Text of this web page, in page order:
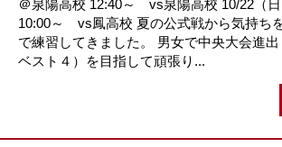
＠泉陽高校 12:40～ vs泉陽高校 10/22（
10:00～ vs鳳高校 夏の公式戦から気持ち
で練習してきました。 男女で中央大会進
ベスト４）を目指して頑張り...